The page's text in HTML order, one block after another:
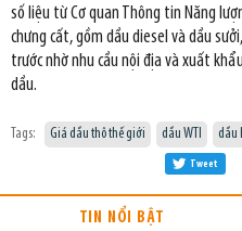
số liệu từ Cơ quan Thông tin Năng
chưng cất, gồm dầu diesel và dầu
trước nhờ nhu cầu nội địa và xuất
dầu.
Tags: Giá dầu thô thế giới dầu WTI dầu
Tweet
TIN NỔI BẬT